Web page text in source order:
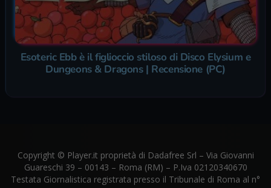
Esoteric Ebb è il figlioccio stiloso di Disco Elysium e
Dungeons & Dragons | Recensione (PC)
Copyright © Player.it proprietà di Dadafree Srl – Via Giovanni
Guareschi 39 – 00143 – Roma (RM) – P.Iva 02120340670
Testata Giornalistica registrata presso il Tribunale di Roma al n°